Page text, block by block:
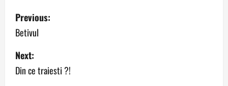
P
o
s
t
Previous:
Betivul
Next:
Din ce traiesti ?!